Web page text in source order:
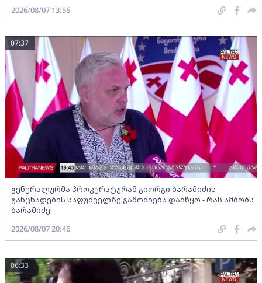
2026/08/07 13:56
გენერალურმა პროკურატურამ გიორგი ბარამიძის
განცხადების საფუძველზე გამოძიება დაიწყო - რას ამბობს
ბარამიძე
07:37
2026/08/07 20:46
06:33